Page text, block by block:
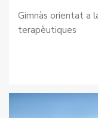
Gimnàs orientat a
terapèutiques